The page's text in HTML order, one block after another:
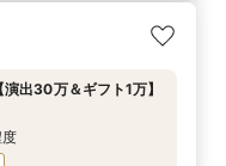
得！知りたい事優先★
万特典】感動チャペル
*憧れ大聖堂×貸切
／最大30万＆来館最大
を徹底比較♪無料試食付
30万特典☆人気演出
出30万＆ギフト1万】